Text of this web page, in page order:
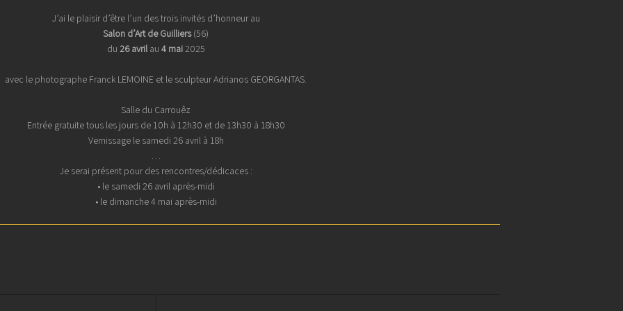
J’ai le plaisir d’être l’un des trois invités d’honneur au
Salon d’Art de Guilliers(56)
du 26 avrilau 4 mai2025
avec le photographe Franck LEMOINE et le sculpteur Adrianos GEORGANTAS.
Salle du Carrouêz
Entrée gratuite tous les jours de 10h à 12h30 et de 13h30 à 18h30
Vernissage le samedi 26 avril à 18h
…
Je serai présent pour des rencontres/dédicaces :
• le samedi 26 avril après-midi
• le dimanche 4 mai après-midi